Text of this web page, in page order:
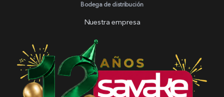
Bodega de distribución
Nuestra empresa